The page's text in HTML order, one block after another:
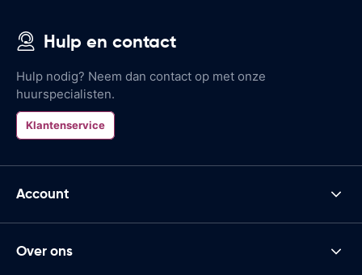
Hulp en contact
Hulp nodig? Neem dan contact op met onze
huurspecialisten.
Klantenservice
Account
Over ons